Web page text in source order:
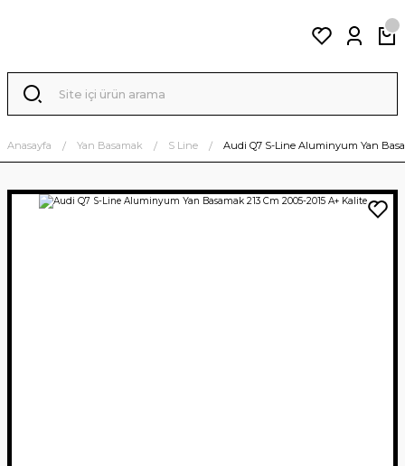
Anasayfa Yan Basamak S Line Audi Q7 S-Line Aluminyum Yan